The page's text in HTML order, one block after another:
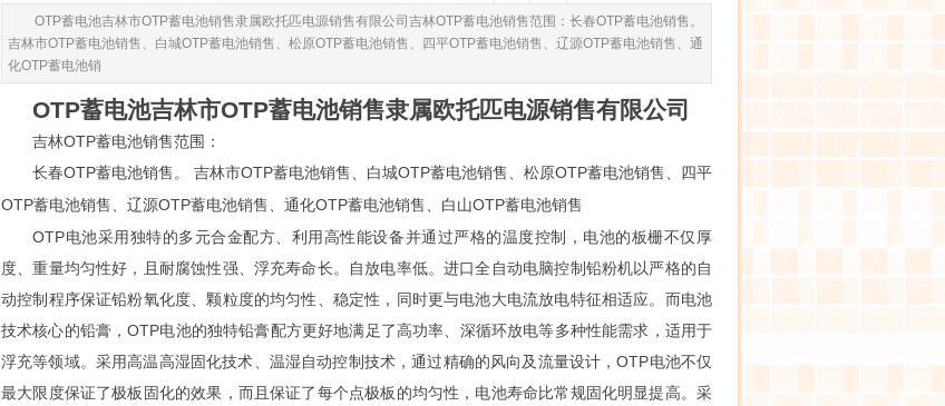
OTP蓄电池吉林市OTP蓄电池销售隶属欧托匹电源销售有限公司吉林OTP蓄电池销售范围：长春OTP蓄电池销售。
吉林市OTP蓄电池销售、白城OTP蓄电池销售、松原OTP蓄电池销售、四平OTP蓄电池销售、辽源OTP蓄电池销售、通
化OTP蓄电池销
OTP蓄电池吉林市OTP蓄电池销售隶属欧托匹电源销售有限公司
吉林OTP蓄电池销售范围：
长春OTP蓄电池销售。 吉林市OTP蓄电池销售、白城OTP蓄电池销售、松原OTP蓄电池销售、四平
OTP蓄电池销售、辽源OTP蓄电池销售、通化OTP蓄电池销售、白山OTP蓄电池销售
OTP电池采用独特的多元合金配方、利用高性能设备并通过严格的温度控制，电池的板栅不仅厚
度、重量均匀性好，且耐腐蚀性强、浮充寿命长。自放电率低。进口全自动电脑控制铅粉机以严格的自
动控制程序保证铅粉氧化度、颗粒度的均匀性、稳定性，同时更与电池大电流放电特征相适应。而电池
技术核心的铅膏，OTP电池的独特铅膏配方更好地满足了高功率、深循环放电等多种性能需求，适用于
浮充等领域。采用高温高湿固化技术、温湿自动控制技术，通过精确的风向及流量设计，OTP电池不仅
最大限度保证了极板固化的效果，而且保证了每个点极板的均匀性，电池寿命比常规固化明显提高。采